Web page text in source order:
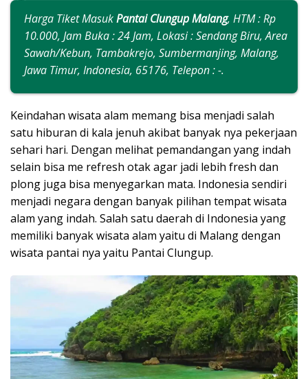
Harga Tiket MasukPantai Clungup Malang, HTM : Rp
10.000, Jam Buka : 24 Jam, Lokasi : Sendang Biru, Area
Sawah/Kebun, Tambakrejo, Sumbermanjing, Malang,
Jawa Timur, Indonesia, 65176, Telepon : -.
Keindahan wisata alam memang bisa menjadi salah
satu hiburan di kala jenuh akibat banyak nya pekerjaan
sehari hari. Dengan melihat pemandangan yang indah
selain bisa me refresh otak agar jadi lebih fresh dan
plong juga bisa menyegarkan mata. Indonesia sendiri
menjadi negara dengan banyak pilihan tempat wisata
alam yang indah. Salah satu daerah di Indonesia yang
memiliki banyak wisata alam yaitu di Malang dengan
wisata pantai nya yaitu Pantai Clungup.